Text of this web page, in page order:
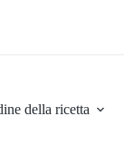
della ricetta